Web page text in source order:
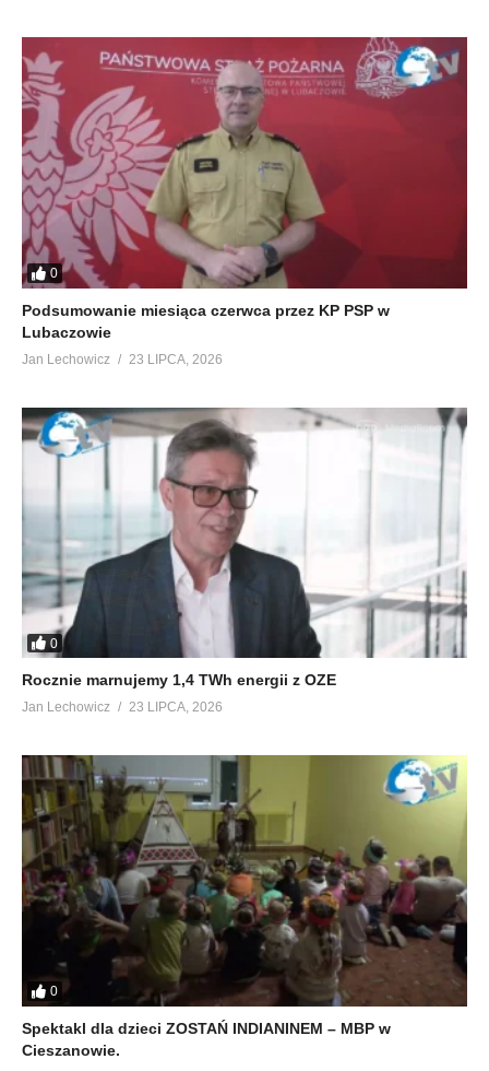
0
Podsumowanie miesiąca czerwca przez KP PSP w
Lubaczowie
Jan Lechowicz 23 LIPCA, 2026
0
Rocznie marnujemy 1,4 TWh energii z OZE
Jan Lechowicz 23 LIPCA, 2026
0
Spektakl dla dzieci ZOSTAŃ INDIANINEM – MBP w
Cieszanowie.